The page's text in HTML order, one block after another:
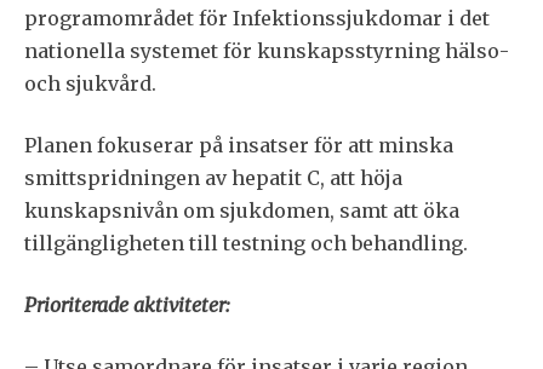
programområdet för Infektionssjukdomar i det
nationella systemet för kunskapsstyrning hälso-
och sjukvård.
Planen fokuserar på insatser för att minska
smittspridningen av hepatit C, att höja
kunskapsnivån om sjukdomen, samt att öka
tillgängligheten till testning och behandling.
Prioriterade aktiviteter: